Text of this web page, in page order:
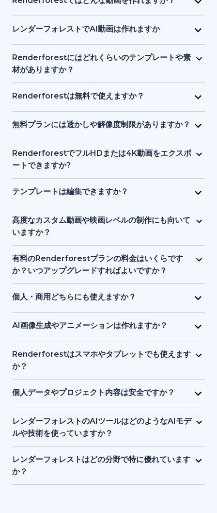
います。
デアを入力するだけで、プラットフォーム側がビジュ
アル、タイミング、構成を処理します。デザインや動
画制作の事前知識は必要ありません。
Renderforest は、マーケティング動画、解説動画、
プレゼン資料、イントロ動画、教育用コンテンツ、
ト、ストック映像、AI 生成画像やアニメーションな
ど、目的に応じてアニメーション動画・実写動画のど
ちらも制作できます。
レンダーフォレストでAI動画は作れますか
はい。Renderforest の生成系AIは、テキストやアイ
デアをフル動画に変換します。AI生成アニメーショ
ン、ストック素材シーン、AI生成画像などを使った動
Renderforestにはどれくらいのテンプレートや素
材がありますか？
Renderforest には数千点におよぶ事前デザイン済み
動画テンプレートと、豊富なストック動画、画像、音
随時追加されるため、常に最新かつプロ品質の素材を
利用できます。
Renderforestは無料で使えますか？
はい。Renderforestには無料プランがあり、基本的な
テンプレートやツールにアクセスできます。ただし、
無料プランには透かしや解像度制限がありますか？
はい。無料プランで作成した動画にはRenderforestの
透かしが入り、標準解像度での書き出しとなります。
有料プランでは透かしが削除され、フルHDや4Kなど
RenderforestでフルHDまたは4K動画をエクスポ
ートできますか?
はい。有料プランでフルHDや4Kエクスポートが可能
です。無料プランでは透かし付き、標準画質になりま
テンプレートは編集できますか？
はい。すべてのテンプレートは、テキスト、カラー、
ロゴ、音楽、その他の素材で自由に編集できます。ブ
ランドアイデンティティやプロジェクトに合わせた調
高度なカスタム動画や映画レベルの制作にも向いて
いますか？
Renderforest は、構造化されたセミカスタム動画に
最適で、フルスケールのシネマティック制作向けでは
ありません。プロ品質の制作を簡素化しますが、ハイ
ダクションツールの完全な代替とはなりません。
有料のRenderforestプランの料金はいくらです
か？いつアップグレードすればよいですか？
有料プランは手頃な月額料金から利用でき、料金は動
画の長さ、書き出し品質、ストレージ容量で変動しま
テンプレート利用や制作自由度が必要な場合にアップ
グレードが適しています。
個人・商用どちらにも使えますか？
はい。個人プロジェクト、クライアント案件、ビジネ
ス用途の動画やビジュアル、ウェブサイト制作に利用
AI画像生成やアニメーションは作れますか？
はい。AI画像ジェネレーターで、テキストの指示や参
考画像からユニークなビジュアルを作成できます。生
成した画像を短いアニメーションにすることも可能で
Renderforestはスマホやタブレットでも使えます
か？
はい。Renderforestアプリは Android と iOS の両方
でダウンロードでき、またはブラウザでウエブ版を利
いるため、いつでもどこでも制作・編集が可能です。
個人データやプロジェクト内容は安全ですか？
もちろんです。Renderforestは安全なデータ暗号化と
クラウド保護基準を採用しており、個人情報とプロジ
ェクトを安全に守ります。ファイルはプライベートな
です。
レンダーフォレストのAIツールはどのようなAIモデ
ルや技術を使っていますか？
レンダーフォレストは、独自開発のAIエンジンに加
え、Sora 2、Google Veo 3.1、Kling 3.0 Omni、
Seedance 2.0、Pixverse V6、Nano Banana Pro、
レンダーフォレストはどの分野で特に優れています
か？
レンダーフォレストは、現在利用できる中でもトップ